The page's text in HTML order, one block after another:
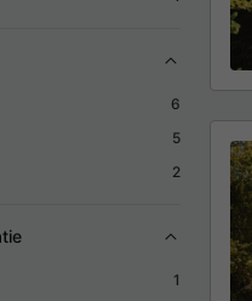
6
5
2
1